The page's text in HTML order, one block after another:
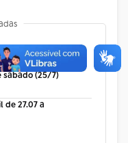
Brasil, exibe
da gaúcha
sábado (25/7)
de 27.07 a